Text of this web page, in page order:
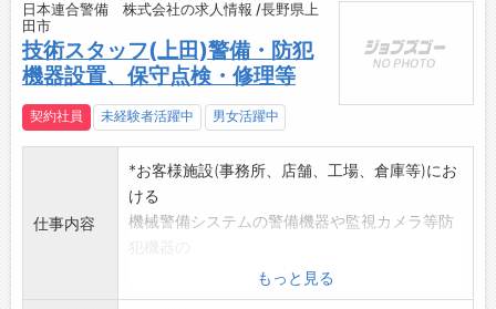
日本連合警備 株式会社の求人情報 /長野県上
田市
技術スタッフ(上田)警備・防犯
機器設置、保守点検・修理等
契約社員 未経験者活躍中 男女活躍中
仕事内容
*お客様施設(事務所、店舗、工場、倉庫等)にお
ける
機械警備システムの警備機器や監視カメラ等防
設置配線工事、設置機器の保守点検・修理を行
う業務です。
もっと見る